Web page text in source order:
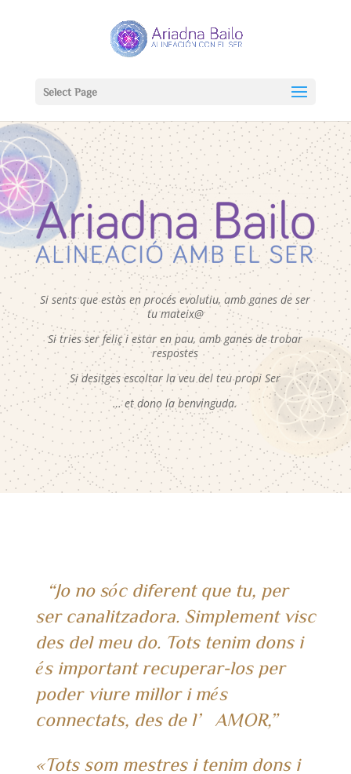
Select Page
Si sents que estàs en procés evolutiu, amb ganes de ser
tu mateix@
Si tries ser feliç i estar en pau, amb ganes de trobar
respostes
Si desitges escoltar la veu del teu propi Ser
… et dono la benvinguda.
“Jo no sóc diferent que tu, per
ser canalitzadora. Simplement visc
des del meu do. Tots tenim dons i
és important recuperar-los per
poder viure millor i més
connectats, des de l’AMOR,”
«Tots som mestres i tenim dons i